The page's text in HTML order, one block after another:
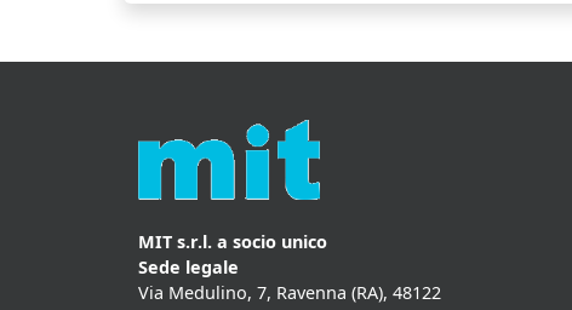
MIT s.r.l. a socio unico
Sede legale
Via Medulino, 7, Ravenna (RA), 48122